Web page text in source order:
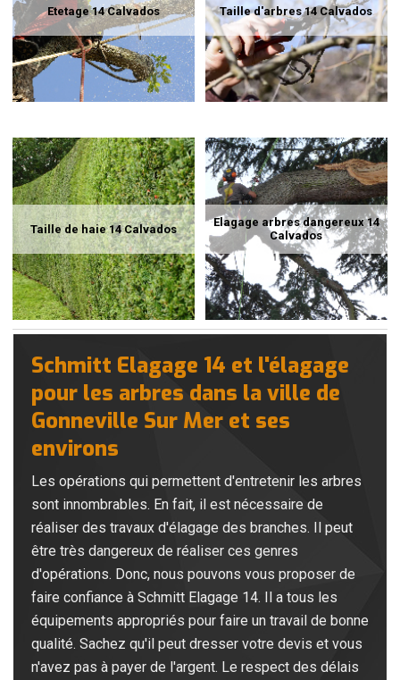
Etetage 14 Calvados Taille d'arbres 14 Calvados
Taille de haie 14 Calvados
Elagage arbres dangereux 14
Calvados
Schmitt Elagage 14 et l'élagage
pour les arbres dans la ville de
Gonneville Sur Mer et ses
environs
Les opérations qui permettent d'entretenir les arbres
sont innombrables. En fait, il est nécessaire de
réaliser des travaux d'élagage des branches. Il peut
être très dangereux de réaliser ces genres
d'opérations. Donc, nous pouvons vous proposer de
faire confiance à Schmitt Elagage 14. Il a tous les
équipements appropriés pour faire un travail de bonne
qualité. Sachez qu'il peut dresser votre devis et vous
n'avez pas à payer de l'argent. Le respect des délais